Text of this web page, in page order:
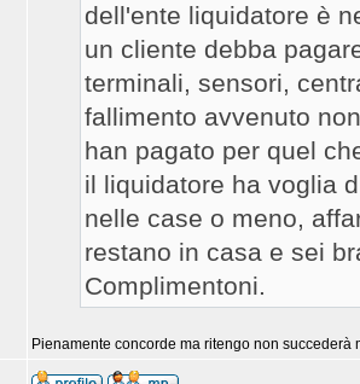
dell'ente liquidatore è
un cliente debba
terminali, sensori,
fallimento avvenuto
han pagato per quel
il liquidatore ha voglia
nelle case o meno,
restano in casa e sei
Complimentoni.
Pienamente concorde ma ritengo non succederà